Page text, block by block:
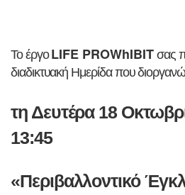
Το έργοLIFE PROWhIBIT σας
διαδικτυακή Ημερίδα που
τη Δευτέρα 18
13:45
«Περιβαλλοντικό